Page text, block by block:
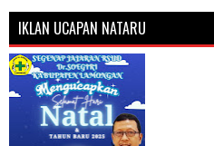
IKLAN UCAPAN NATARU